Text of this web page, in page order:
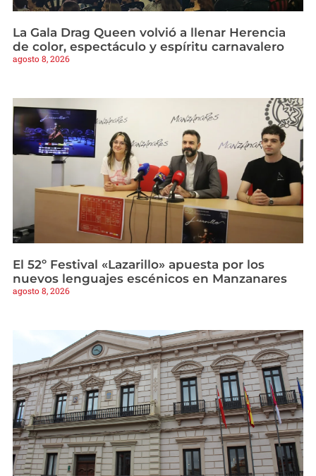
La Gala Drag Queen volvió a llenar Herencia
de color, espectáculo y espíritu carnavalero
agosto 8, 2026
El 52º Festival «Lazarillo» apuesta por los
nuevos lenguajes escénicos en Manzanares
agosto 8, 2026